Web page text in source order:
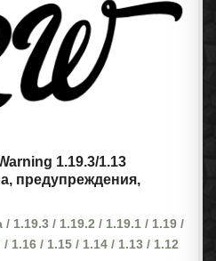
1.19.3/1.13
предупреждения,
1.19.3 / 1.19.2 / 1.19.1 / 1.19 /
1.16 / 1.15 / 1.14 / 1.13 / 1.12